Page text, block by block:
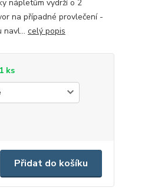
nápletům vydrží o 2
na případné provlečení -
navl... celý popis
ks
Přidat do košíku